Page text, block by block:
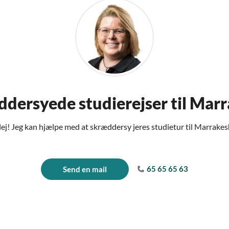
studierejser til
Jeg kan hjælpe med at skræddersy jeres studietur til
Send en mail 65 65 65 63